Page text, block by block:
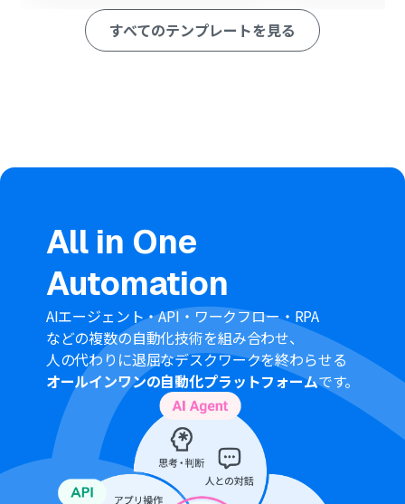
の対象としたい任意のスプレッドシートIDとタブ名を設
定してください
ElevenLabsの「Convert Text to Speech」アクションで
■注意事項
間隔を選択できます
プランによって最短の起動間隔が異なりますので、ご注意
ください
Google スプレッドシートをアプリトリガーとして使用す
る際の注意事項は「【アプリトリガー】Google スプレッ
ドシートのトリガーにおける注意事項
」を参照してくだ
さい。
ダウンロード可能なファイル容量は最大300MBまでで
す。アプリの仕様によっては300MB未満になる可能性が
あるので、ご注意ください
トリガー、各オペレーションでの取り扱い可能なファイ
ル容量の詳細は「
ファイルの容量制限について
照ください。
すべてのテンプレートを見る
All in One
Automation
AIエージェント・API・ワークフロー・RPA
などの複数の自動化技術を組み合わせ、
人の代わりに退屈なデスクワークを終わらせる
オールインワンの自動化プラットフォームです。